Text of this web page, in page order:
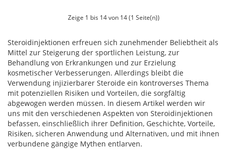
Zeige 1 bis 14 von 14 (1 Seite(n))
Steroidinjektionen erfreuen sich zunehmender Beliebtheit als
Mittel zur Steigerung der sportlichen Leistung, zur
Behandlung von Erkrankungen und zur Erzielung
kosmetischer Verbesserungen. Allerdings bleibt die
Verwendung injizierbarer Steroide ein kontroverses Thema
mit potenziellen Risiken und Vorteilen, die sorgfältig
abgewogen werden müssen. In diesem Artikel werden wir
uns mit den verschiedenen Aspekten von Steroidinjektionen
befassen, einschließlich ihrer Definition, Geschichte, Vorteile,
Risiken, sicheren Anwendung und Alternativen, und mit ihnen
verbundene gängige Mythen entlarven.